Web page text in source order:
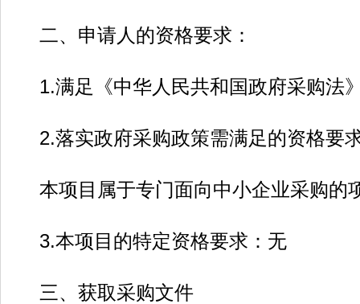
二、申请人的资格要求：
1.满足《中华人民共和国政府采购法
2.落实政府采购政策需满足的资格要
本项目属于专门面向中小企业采购的
3.本项目的特定资格要求：无
三、获取采购文件